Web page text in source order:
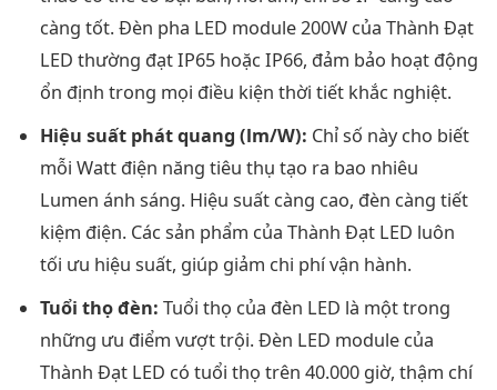
càng tốt. Đèn pha LED module 200W của Thành Đạt
LED thường đạt IP65 hoặc IP66, đảm bảo hoạt động
ổn định trong mọi điều kiện thời tiết khắc nghiệt.
Hiệu suất phát quang (lm/W): Chỉ số này cho biết
mỗi Watt điện năng tiêu thụ tạo ra bao nhiêu
Lumen ánh sáng. Hiệu suất càng cao, đèn càng tiết
kiệm điện. Các sản phẩm của Thành Đạt LED luôn
tối ưu hiệu suất, giúp giảm chi phí vận hành.
Tuổi thọ đèn: Tuổi thọ của đèn LED là một trong
những ưu điểm vượt trội. Đèn LED module của
Thành Đạt LED có tuổi thọ trên 40.000 giờ, thậm chí